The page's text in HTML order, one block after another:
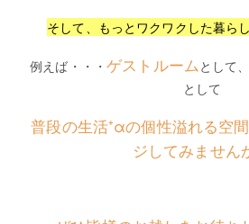
そして、もっとワクワクした暮ら
例えば・・・ゲストルーム として、
として
普段の生活⁺αの個性溢れる空
ジしてみません